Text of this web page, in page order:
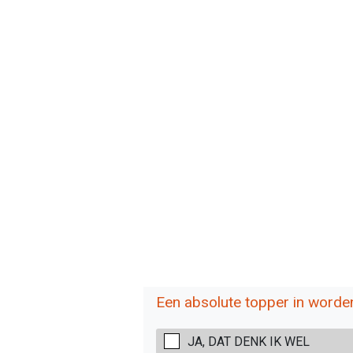
Een absolute topper in
JA, DAT DENK IK WEL